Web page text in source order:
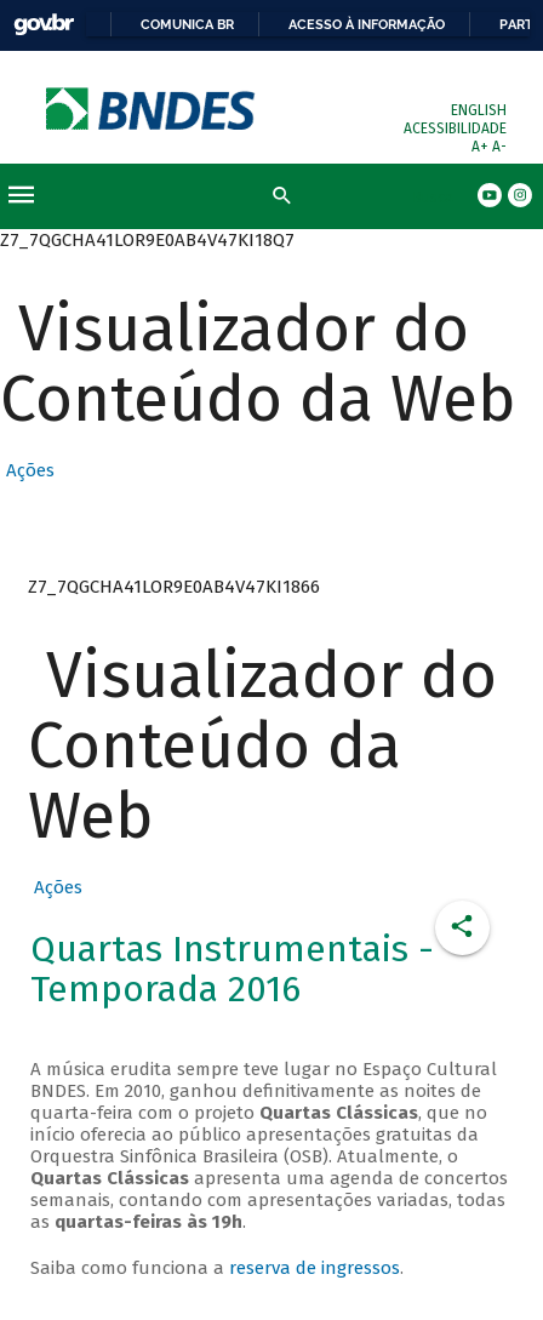
COMUNICA BR ACESSO À INFORMAÇÃO
ENGLISH
ACESSIBILIDADE
A+ A-
Z7_7QGCHA41LOR9E0AB4V47KI18Q7
Visualizador do
Conteúdo da Web
Ações
Z7_7QGCHA41LOR9E0AB4V47KI1866
Visualizador do
Conteúdo da
Web
Ações
Quartas Instrumentais -
Temporada 2016
A música erudita sempre teve lugar no Espaço Cultural
BNDES. Em 2010, ganhou definitivamente as noites de
quarta-feira com o projeto Quartas Clássicas, que no
início oferecia ao público apresentações gratuitas da
Orquestra Sinfônica Brasileira (OSB). Atualmente, o
Quartas Clássicasapresenta uma agenda de concertos
semanais, contando com apresentações variadas, todas
as quartas-feiras às 19h.
Saiba como funciona a reserva de ingressos.